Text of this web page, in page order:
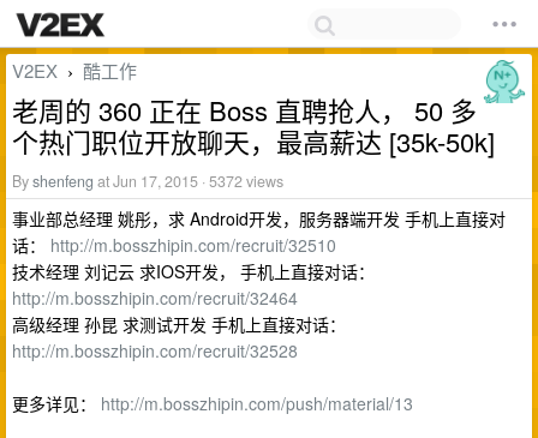
V2EX › 酷工作
老周的 360 正在 Boss 直聘抢人， 50 多
个热门职位开放聊天，最高薪达 [35k-50k]
Byshenfeng at Jun 17, 2015 · 5372 views
事业部总经理 姚彤，求 Android开发，服务器端开发 手机上直接对
话： http://m.bosszhipin.com/recruit/32510
技术经理 刘记云 求IOS开发， 手机上直接对话：
http://m.bosszhipin.com/recruit/32464
高级经理 孙昆 求测试开发 手机上直接对话：
http://m.bosszhipin.com/recruit/32528
更多详见： http://m.bosszhipin.com/push/material/13